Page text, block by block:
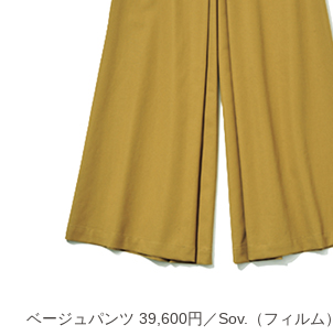
ベージュパンツ 39,600円／Sov.（フィルム）